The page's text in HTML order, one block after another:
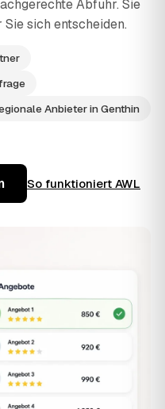
Abfuhr. Sie
sich entscheiden.
Anbieter in Genthin
So funktioniert AWL